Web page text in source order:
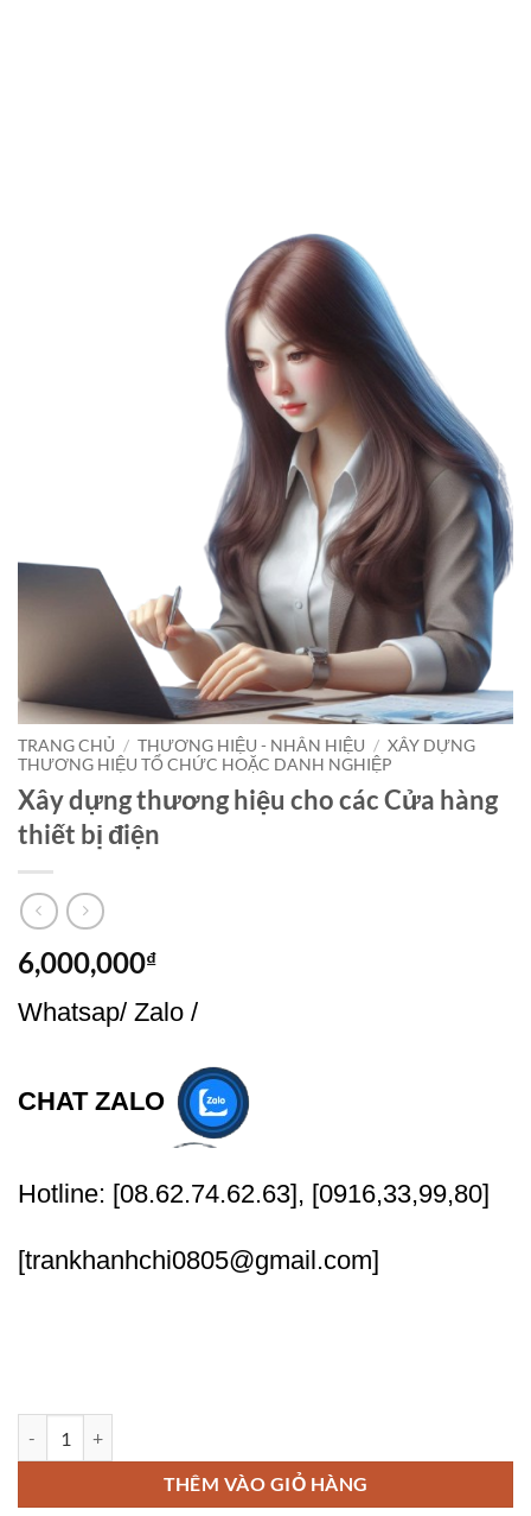
TRANG CHỦ / THƯƠNG HIỆU - NHÂN HIỆU / XÂY DỰNG
THƯƠNG HIỆU TỔ CHỨC HOẶC DANH NGHIỆP
Xây dựng thương hiệu cho các Cửa hàng
thiết bị điện
6,000,000₫
Whatsap/ Zalo /
CHAT ZALO
Hotline: [08.62.74.62.63], [0916,33,99,80]
[trankhanhchi0805@gmail.com]
THÊM VÀO GIỎ HÀNG